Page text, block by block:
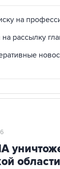
на
рассылку
области